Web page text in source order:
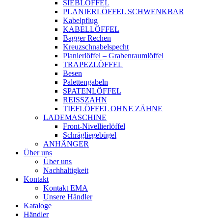
SIEBLÖFFEL
PLANIERLÖFFEL SCHWENKBAR
Kabelpflug
KABELLÖFFEL
Bagger Rechen
Kreuzschnabelspecht
Planierlöffel – Grabenraumlöffel
TRAPEZLÖFFEL
Besen
Palettengabeln
SPATENLÖFFEL
REISSZAHN
TIEFLÖFFEL OHNE ZÄHNE
LADEMASCHINE
Front-Nivellierlöffel
Schrägliegebügel
ANHÄNGER
Über uns
Über uns
Nachhaltigkeit
Kontakt
Kontakt EMA
Unsere Händler
Kataloge
Händler